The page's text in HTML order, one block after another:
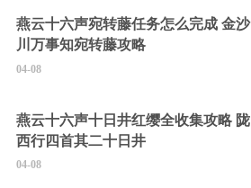
燕云十六声宛转藤任务怎么完成 金沙
川万事知宛转藤攻略
04-08
燕云十六声十日井红缨全收集攻略 陇
西行四首其二十日井
04-08